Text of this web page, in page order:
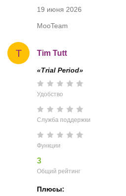
19 июня 2026
MooTeam
T Tim Tutt
«Trial Period»
Удобство
Служба поддержки
Функции
3
Общий рейтинг
Плюсы: